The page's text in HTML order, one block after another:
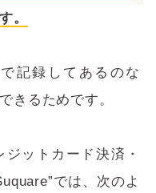
。
記録してあるのな
きるためです。
ットカード決済・
では、次のよ